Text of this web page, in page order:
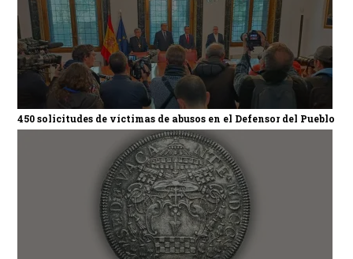
450 solicitudes de víctimas de abusos en el Defensor del Pueblo